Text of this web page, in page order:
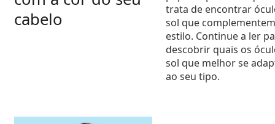
cabelo
trata de encontrar
sol que
estilo. Continue a ler
descobrir quais os
sol que melhor se
ao seu tipo.